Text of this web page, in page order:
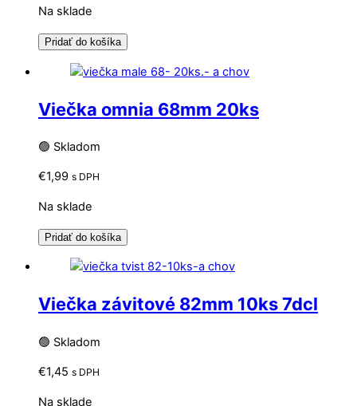
Na sklade
Pridať do košíka
Viečka omnia 68mm 20ks
🟢 Skladom
€1,99 s DPH
Na sklade
Pridať do košíka
Viečka závitové 82mm 10ks 7dcl
🟢 Skladom
€1,45 s DPH
Na sklade